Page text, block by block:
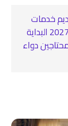
خدمات
الرعاية والدعم في المنزل لعام 2026 – 2027 البداية
دواء